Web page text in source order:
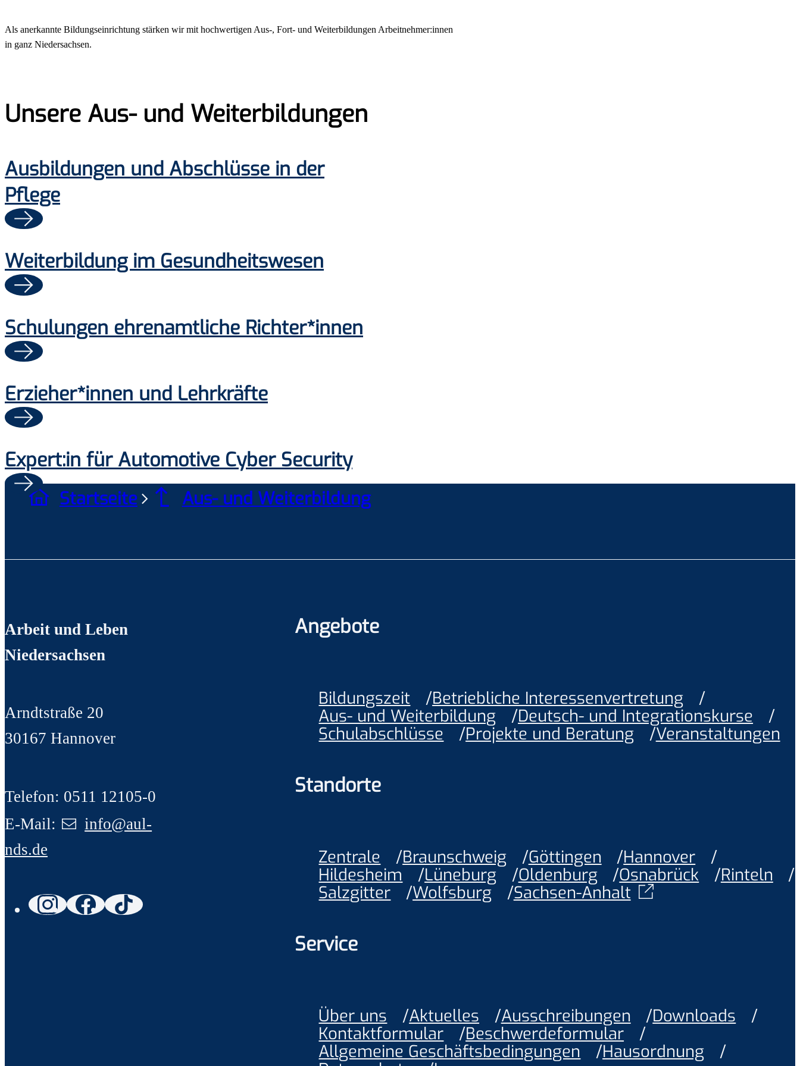
Als anerkannte Bildungseinrichtung stärken wir mit hochwertigen Aus-, Fort- und Weiterbildungen Arbeitnehmer:innen
in ganz Niedersachsen.
Unsere Aus- und Weiterbildungen
Ausbildungen und Abschlüsse in der
Pflege
Weiterbildung im Gesundheitswesen
Schulungen ehrenamtliche Richter*innen
Erzieher*innen und Lehrkräfte
Expert:in für Automotive Cyber Security
Startseite Aus- und Weiterbildung
Arbeit und Leben
Niedersachsen
Arndtstraße 20
30167 Hannover
Telefon: 0511 12105-0
E-Mail:
info@aul-
nds.de
Angebote
Bildungszeit
Betriebliche Interessenvertretung
Aus- und Weiterbildung
Deutsch- und Integrationskurse
Schulabschlüsse
Projekte und Beratung Veranstaltungen
Standorte
Zentrale Braunschweig Göttingen
Hannover
Hildesheim
Lüneburg Oldenburg Osnabrück
Rinteln
Salzgitter
Wolfsburg Sachsen-Anhalt
Service
Über uns Aktuelles Ausschreibungen
Downloads
Kontaktformular
Beschwerdeformular
Allgemeine Geschäftsbedingungen
Hausordnung